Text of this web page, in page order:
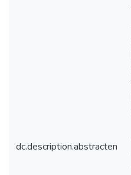
dc.description.abstracten